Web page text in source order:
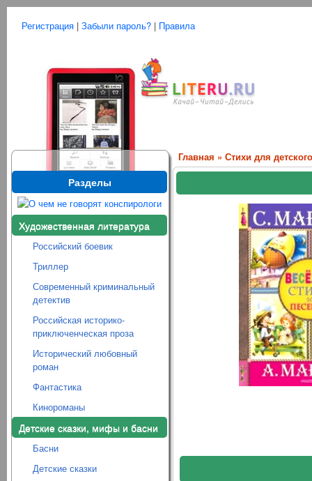
Регистрация | Забыли пароль? | Правила
Разделы
Художественная литература
Российский боевик
Триллер
Современный криминальный
детектив
Российская историко-
приключенческая проза
Исторический любовный
роман
Фантастика
Кинороманы
Детские сказки, мифы и басни
Басни
Детские сказки
Главная » Стихи для